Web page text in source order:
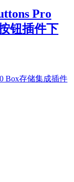
Pro
钮插件下